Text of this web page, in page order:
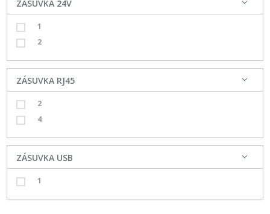
ZÁSUVKA 24V
1
2
ZÁSUVKA RJ45
2
4
ZÁSUVKA USB
1